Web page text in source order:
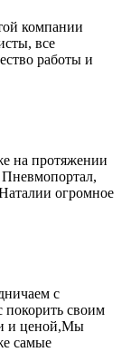
компании
все
работы и
на протяжении
огромное
с
покорить своим
и ценой,Мы
самые